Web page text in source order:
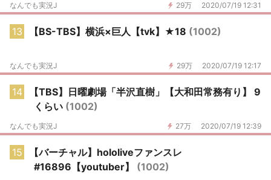
29万 2020/07/19 12:31
なんでも実況J
13 【BS-TBS】横浜×巨人【tvk】★18 (1002)
29万 2020/07/19 12:17
なんでも実況J
14
【TBS】日曜劇場「半沢直樹」【大和田常務有り】 9
くらい (1002)
27万 2020/07/19 12:39
なんでも実況J
15
【バーチャル】hololiveファンスレ
#16896【youtuber】 (1002)